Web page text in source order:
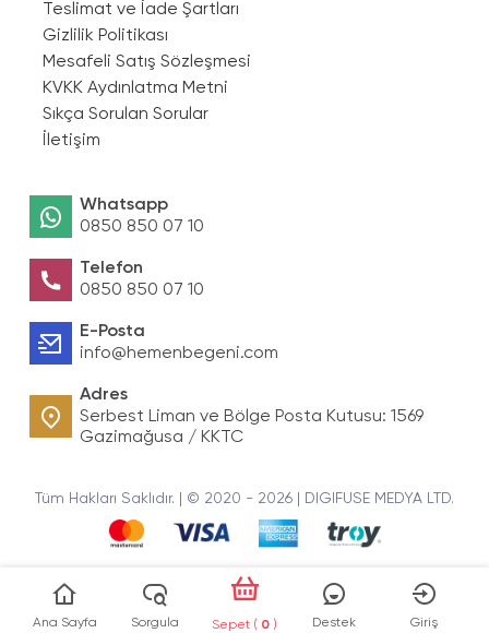
Teslimat ve İade Şartları
Gizlilik Politikası
Mesafeli Satış Sözleşmesi
KVKK Aydınlatma Metni
Sıkça Sorulan Sorular
İletişim
Whatsapp
0850 850 07 10
Telefon
0850 850 07 10
E-Posta
info@hemenbegeni.com
Adres
Serbest Liman ve Bölge Posta Kutusu: 1569
Gazimağusa / KKTC
Tüm Hakları Saklıdır. | © 2020 - 2026 | DIGIFUSE MEDYA LTD.
Ana Sayfa Sorgula Sepet ( 0 ) Destek Giriş